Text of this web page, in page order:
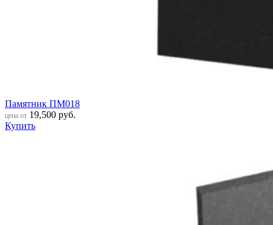
Памятник ПМ018
цена от 19,500 руб.
Купить